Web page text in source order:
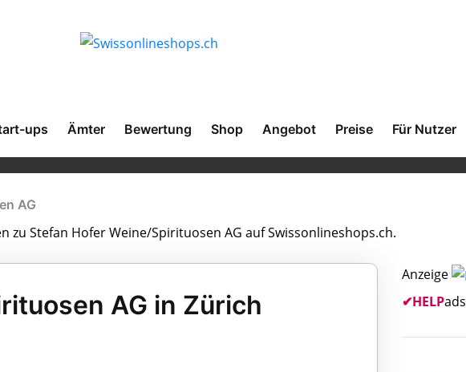
ups Ämter Bewertung Shop Angebot Preise Für Nutzer
AG
Stefan Hofer Weine/Spirituosen AG auf Swissonlineshops.ch.
AG in Zürich
Anzeige
✔HELPads